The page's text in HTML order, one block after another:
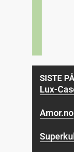
SISTE
Lux-
Amor.no